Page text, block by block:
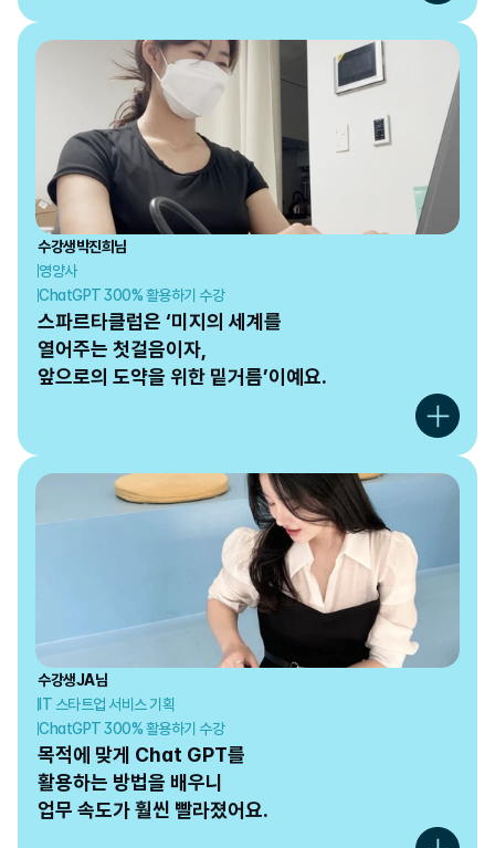
수강생박진희님
영양사
ChatGPT 300% 활용하기 수강
스파르타클럽은 ‘미지의 세계를
열어주는 첫걸음이자,
앞으로의 도약을 위한 밑거름’이예요.
수강생JA님
IT 스타트업 서비스 기획
ChatGPT 300% 활용하기 수강
목적에 맞게 Chat GPT를
활용하는 방법을 배우니
업무 속도가 훨씬 빨라졌어요.